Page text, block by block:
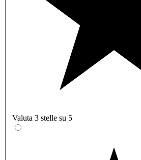
Valuta 3 stelle su 5